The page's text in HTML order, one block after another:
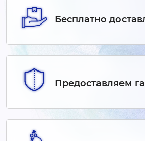
Бесплатно
Предоставляем